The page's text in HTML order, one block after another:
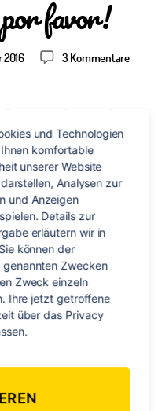
favor!
2016 3 Kommentarezu
Ausdruck nicht?
zu bieten als nur
der Spanier
die Ihr bei Eurer
müsst. Aber
vorprogrammiert!
der Spanier an. Zum
loves Spain
und Technologien
komfortable
unserer Website
Analysen zur
und Anzeigen
Details zur
erläutern wir in
können der
Zwecken
Zweck einzeln
Ihre jetzt getroffene
über das Privacy